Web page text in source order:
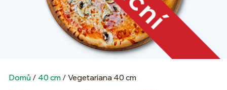
Domů / 40 cm / Vegetariana 40 cm